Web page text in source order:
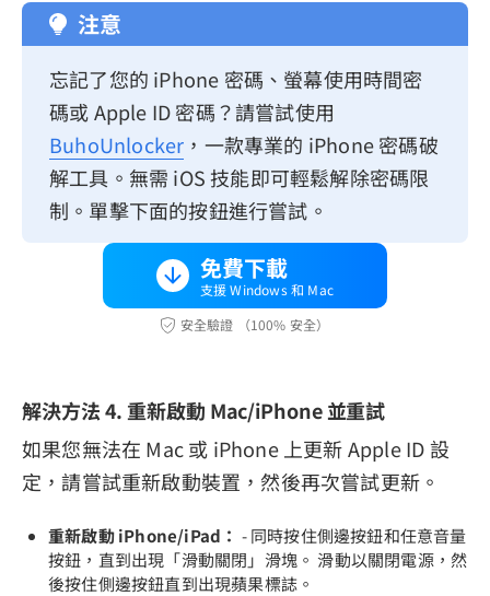
注意
忘記了您的 iPhone 密碼、螢幕使用時間密
碼或 Apple ID 密碼？請嘗試使用
BuhoUnlocker ，一款專業的 iPhone 密碼破
解工具。無需 iOS 技能即可輕鬆解除密碼限
制。單擊下面的按鈕進行嘗試。
免費下載
支援 Windows 和 Mac
安全驗證 （100% 安全）
解決方法 4. 重新啟動 Mac/iPhone 並重試
如果您無法在 Mac 或 iPhone 上更新 Apple ID 設
定，請嘗試重新啟動裝置，然後再次嘗試更新。
重新啟動 iPhone/iPad： - 同時按住側邊按鈕和任意音量
按鈕，直到出現「滑動關閉」滑塊。 滑動以關閉電源，然
後按住側邊按鈕直到出現蘋果標誌。